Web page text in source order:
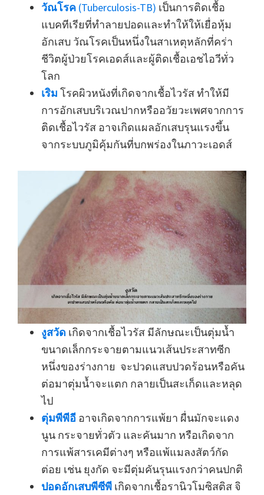
วัณโรค (Tuberculosis-TB) เป็นการติดเชื้อ
แบคทีเรียที่ทำลายปอดและทำให้ให้เยื่อหุ้ม
อักเสบ วัณโรคเป็นหนึ่งในสาเหตุหลักที่คร่า
ชีวิตผู้ป่วยโรคเอดส์และผู้ติดเชื้อเอชไอวีทั่ว
โลก
เริม โรคผิวหนังที่เกิดจากเชื้อไวรัส ทำให้มี
การอักเสบบริเวณปากหรืออวัยวะเพศจากการ
ติดเชื้อไวรัส อาจเกิดแผลอักเสบรุนแรงขึ้น
จากระบบภูมิคุ้มกันที่บกพร่องในภาวะเอดส์
งูสวัด เกิดจากเชื้อไวรัส มีลักษณะเป็นตุ่มน้ำ
ขนาดเล็กกระจายตามแนวเส้นประสาทซีก
หนึ่งของร่างกาย จะปวดแสบปวดร้อนหรือคัน
ต่อมาตุ่มน้ำจะแตก กลายเป็นสะเก็ดและหลุด
ไป
ตุ่มพีพีอี อาจเกิดจากการแพ้ยา ผื่นมักจะแดง
นูน กระจายทั่วตัว และคันมาก หรือเกิดจาก
การแพ้สารเคมีต่างๆ หรือแพ้แมลงสัตว์กัด
ต่อย เช่น ยุงกัด จะมีตุ่มคันรุนแรงกว่าคนปกติ
ปอดอักเสบพีซีพี เกิดจากเชื้อรานิวโมซิสติส จิ